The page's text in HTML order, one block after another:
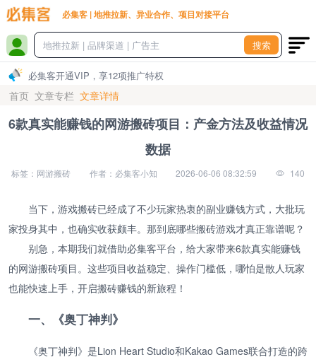
必集客 | 地推拉新、异业合作、项目对接平台
搜索
必集客开通VIP，享12项推广特权
首页 文章专栏 文章详情
6款真实能赚钱的网游搬砖项目：产金方法及收益情况
数据
标签：网游搬砖 作者：必集客小知 2026-06-06 08:32:59 140
当下，游戏搬砖已经成了不少玩家热衷的副业赚钱方式，大批玩
家投身其中，也确实收获颇丰。那到底哪些搬砖游戏才真正靠谱呢？
别急，本期我们就借助必集客平台，给大家带来6款真实能赚钱
的网游搬砖项目。这些项目收益稳定、操作门槛低，哪怕是散人玩家
也能快速上手，开启搬砖赚钱的新旅程！
一、《奥丁神判》
《奥丁神判》是Lion Heart Studio和Kakao Games联合打造的跨